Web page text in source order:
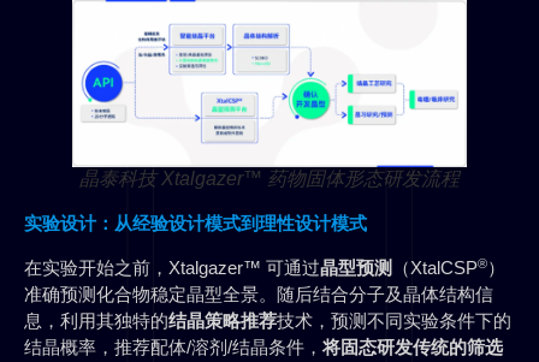
晶泰科技 Xtalgazer™ 药物固体形态研发流程
实验设计：从经验设计模式到理性设计模式
在实验开始之前，Xtalgazer™ 可通过晶型预测 （XtalCSP®）
准确预测化合物稳定晶型全景。随后结合分子及晶体结构信
息，利用其独特的结晶策略推荐技术，预测不同实验条件下的
结晶概率，推荐配体/溶剂/结晶条件，将固态研发传统的筛选